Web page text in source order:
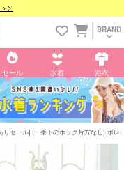
BRAND
セール 水着 浴衣
りセール] (一番下のホック片方なし) ボ